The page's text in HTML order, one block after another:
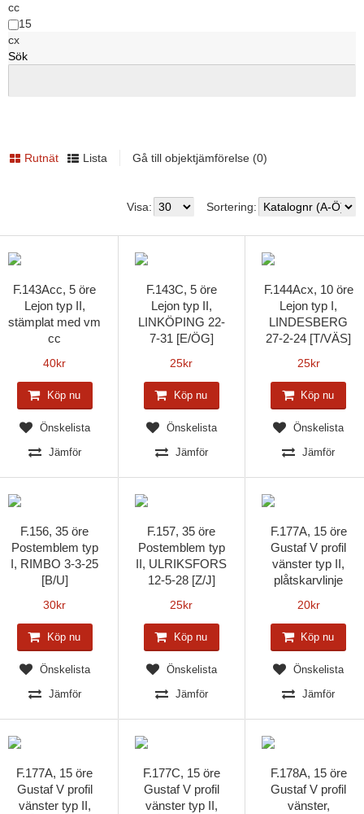
cc
15
cx
Sök
Rutnät Lista Gå till objektjämförelse (0)
Visa: Sortering:
F.143Acc, 5 öre
Lejon typ II,
stämplat med vm
cc
40kr
Köp nu
Önskelista
Jämför
F.143C, 5 öre
Lejon typ II,
LINKÖPING 22-
7-31 [E/ÖG]
25kr
Köp nu
Önskelista
Jämför
F.144Acx, 10 öre
Lejon typ I,
LINDESBERG
27-2-24 [T/VÄS]
25kr
Köp nu
Önskelista
Jämför
F.156, 35 öre
Postemblem typ
I, RIMBO 3-3-25
[B/U]
30kr
Köp nu
Önskelista
Jämför
F.157, 35 öre
Postemblem typ
II, ULRIKSFORS
12-5-28 [Z/J]
25kr
Köp nu
Önskelista
Jämför
F.177A, 15 öre
Gustaf V profil
vänster typ II,
plåtskarvlinje
20kr
Köp nu
Önskelista
Jämför
F.177A, 15 öre
Gustaf V profil
vänster typ II,
F.177C, 15 öre
Gustaf V profil
vänster typ II,
F.178A, 15 öre
Gustaf V profil
vänster,